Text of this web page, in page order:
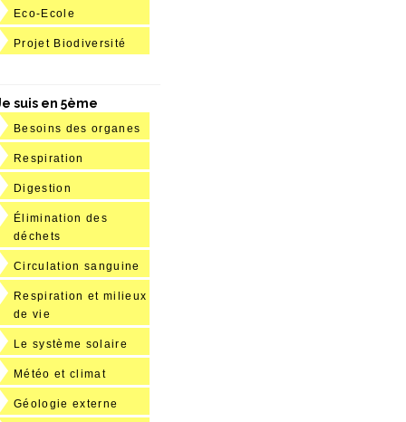
Eco-Ecole
Projet Biodiversité
suis en 5ème
Besoins des organes
Respiration
Digestion
Élimination des
déchets
Circulation sanguine
Respiration et milieux
de vie
Le système solaire
Météo et climat
Géologie externe